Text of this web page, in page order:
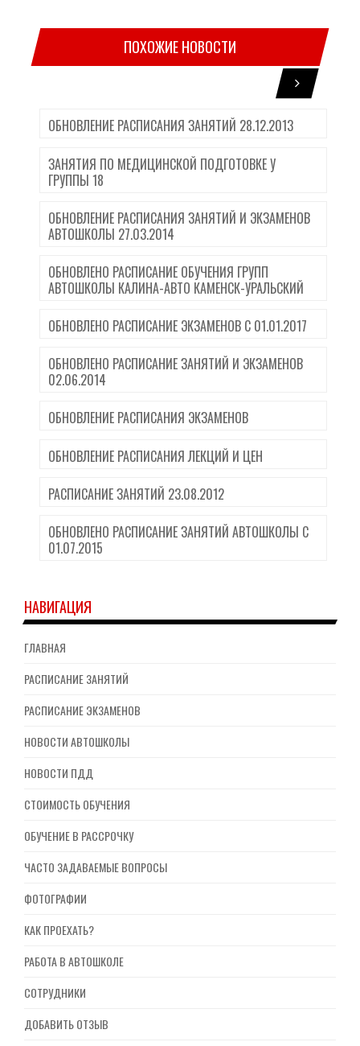
ПОХОЖИЕ НОВОСТИ
ОБНОВЛЕНИЕ РАСПИСАНИЯ ЗАНЯТИЙ 28.12.2013
ЗАНЯТИЯ ПО МЕДИЦИНСКОЙ ПОДГОТОВКЕ У
ГРУППЫ 18
ОБНОВЛЕНИЕ РАСПИСАНИЯ ЗАНЯТИЙ И ЭКЗАМЕНОВ
АВТОШКОЛЫ 27.03.2014
ОБНОВЛЕНО РАСПИСАНИЕ ОБУЧЕНИЯ ГРУПП
АВТОШКОЛЫ КАЛИНА-АВТО КАМЕНСК-УРАЛЬСКИЙ
ОБНОВЛЕНО РАСПИСАНИЕ ЭКЗАМЕНОВ С 01.01.2017
ОБНОВЛЕНО РАСПИСАНИЕ ЗАНЯТИЙ И ЭКЗАМЕНОВ
02.06.2014
ОБНОВЛЕНИЕ РАСПИСАНИЯ ЭКЗАМЕНОВ
ОБНОВЛЕНИЕ РАСПИСАНИЯ ЛЕКЦИЙ И ЦЕН
РАСПИСАНИЕ ЗАНЯТИЙ 23.08.2012
ОБНОВЛЕНО РАСПИСАНИЕ ЗАНЯТИЙ АВТОШКОЛЫ С
01.07.2015
НАВИГАЦИЯ
ГЛАВНАЯ
РАСПИСАНИЕ ЗАНЯТИЙ
РАСПИСАНИЕ ЭКЗАМЕНОВ
НОВОСТИ АВТОШКОЛЫ
НОВОСТИ ПДД
СТОИМОСТЬ ОБУЧЕНИЯ
ОБУЧЕНИЕ В РАССРОЧКУ
ЧАСТО ЗАДАВАЕМЫЕ ВОПРОСЫ
ФОТОГРАФИИ
КАК ПРОЕХАТЬ?
РАБОТА В АВТОШКОЛЕ
СОТРУДНИКИ
ДОБАВИТЬ ОТЗЫВ